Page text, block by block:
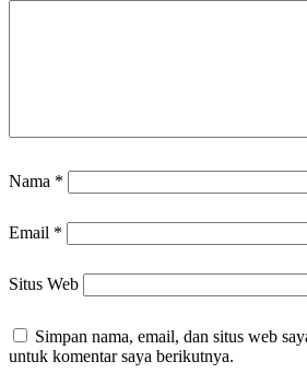
Nama *
Email *
Situs Web
Simpan nama, email, dan situs web
untuk komentar saya berikutnya.